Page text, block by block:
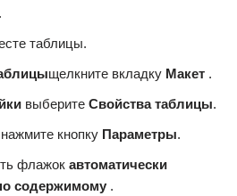
таблицы.
щелкните вкладку Макет .
выберите Свойства таблицы.
кнопку Параметры.
флажок автоматически
содержимому .